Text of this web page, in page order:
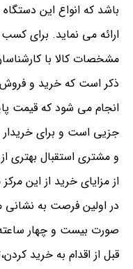
باشد که انواع این
ارائه می نماید. برای
مشخصات کالا با
ذکر است که خرید و
انجام می شود که قیمت
جزیی است و برای خریدار
و مشتری استقبال بهتری
از مزایای خرید از این
در اولین فرصت به
صورت بیست و چهار
قبل از اقدام به خرید